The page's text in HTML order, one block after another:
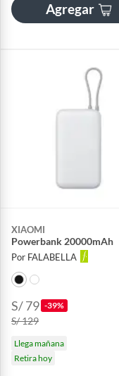
Agregar
XIAOMI
Powerbank 20000mAh
Por FALABELLA
S/ 79 -39%
S/ 129
Llega mañana
Retira hoy